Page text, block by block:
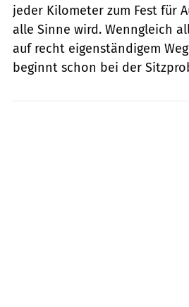
jeder Kilometer zum Fest für
alle Sinne wird. Wenngleich
auf recht eigenständigem
beginnt schon bei der